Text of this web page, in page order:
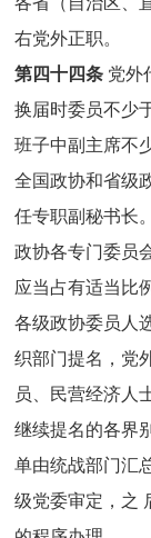
右党外正职。
第四十四条 党外
换届时委员不少
班子中副主席不
全国政协和省级
任专职副秘书长。
政协各专门委员
应当占有适当比
各级政协委员人
织部门提名，党
员、民营经济人
继续提名的各界
单由统战部门汇
级党委审定，之